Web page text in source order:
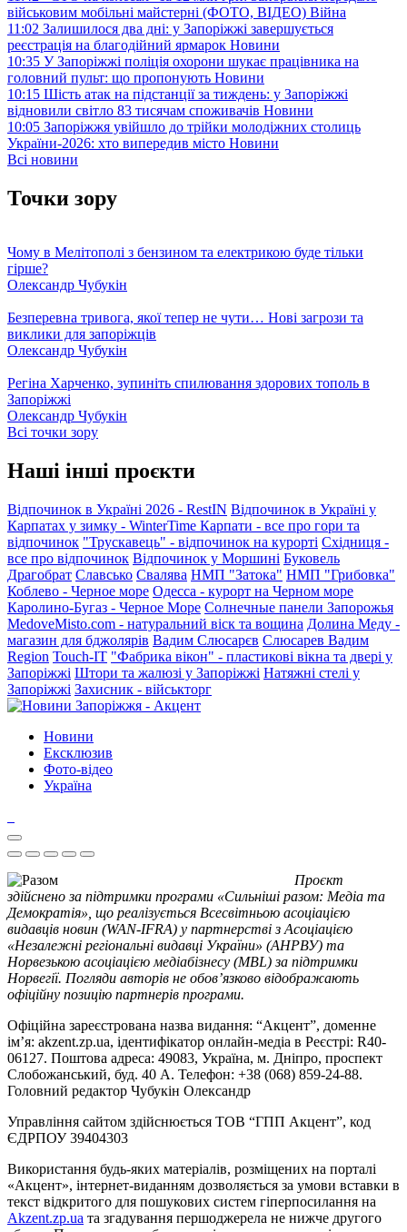
військовим мобільні майстерні (ФОТО, ВІДЕО) Війна
11:02 Залишилося два дні: у Запоріжжі завершується
реєстрація на благодійний ярмарок Новини
10:35 У Запоріжжі поліція охорони шукає працівника на
головний пульт: що пропонують Новини
10:15 Шість атак на підстанції за тиждень: у Запоріжжі
відновили світло 83 тисячам споживачів Новини
10:05 Запоріжжя увійшло до трійки молодіжних столиць
України-2026: хто випередив місто Новини
Всі новини
Точки зору
Чому в Мелітополі з бензином та електрикою буде тільки
гірше?
Олександр Чубукін
Безперевна тривога, якої тепер не чути… Нові загрози та
виклики для запоріжців
Олександр Чубукін
Регіна Харченко, зупиніть спилювання здорових тополь в
Запоріжжі
Олександр Чубукін
Всі точки зору
Наші інші проєкти
Відпочинок в Україні 2026 - RestIN Відпочинок в Україні у
Карпатах у зимку - WinterTime Карпати - все про гори та
відпочинок "Трускавець" - відпочинок на курорті Східниця -
все про відпочинок Відпочинок у Моршині Буковель
Драгобрат Славсько Свалява НМП "Затока" НМП "Грибовка"
Коблево - Черное море Одесса - курорт на Черном море
Каролино-Бугаз - Черное Море Солнечные панели Запорожья
MedoveMisto.com - натуральний віск та вощина Долина Меду -
магазин для бджолярів Вадим Слюсарєв Слюсарев Вадим
Region Touch-IT "Фабрика вікон" - пластикові вікна та двері у
Запоріжжі Штори та жалюзі у Запоріжжі Натяжні стелі у
Запоріжжі Захисник - військторг
Новини
Ексклюзив
Фото-відео
Україна
Проєкт
здійснено за підтримки програми «Сильніші разом: Медіа та
Демократія», що реалізується Всесвітньою асоціацією
видавців новин (WAN-IFRA) у партнерстві з Асоціацією
«Незалежні регіональні видавці України» (АНРВУ) та
Норвезькою асоціацією медіабізнесу (MBL) за підтримки
Норвегії. Погляди авторів не обов’язково відображають
офіційну позицію партнерів програми.
Офіційна зареєстрована назва видання: “Акцент”, доменне
ім’я: akzent.zp.ua, ідентифікатор онлайн-медіа в Реєстрі: R40-
06127. Поштова адреса: 49083, Україна, м. Дніпро, проспект
Слобожанський, буд. 40 А. Телефон: +38 (068) 859-24-88.
Головний редактор Чубукін Олександр
Управління сайтом здійснюється ТОВ “ГПП Акцент”, код
ЄДРПОУ 39404303
Використання будь-яких матеріалів, розміщених на порталі
«Акцент», інтернет-виданням дозволяється за умови вставки в
текст відкритого для пошукових систем гіперпосилання на
Akzent.zp.ua та згадування першоджерела не нижче другого